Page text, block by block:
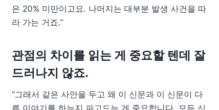
은 20% 미만이고요. 나머지는 대부분 발생 사건을 따
라 가는 거죠.”
관점의 차이를 읽는 게 중요할 텐데 잘
드러나지 않죠.
“그래서 같은 사안을 두고 왜 이 신문과 이 신문이 다
른 이야기를 하는지 파고드는 게 중요합니다. 모든 신